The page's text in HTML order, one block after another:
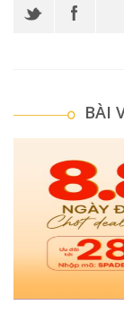
BÀI